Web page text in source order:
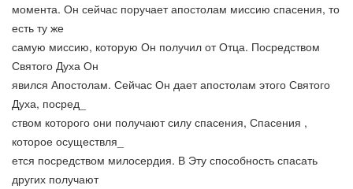
момента. Он сейчас поручает апостолам миссию спасения, то
есть ту же
самую миссию, которую Он получил от Отца. Посредством
Святого Духа Он
явился Апостолам. Сейчас Он дает апостолам этого Святого
Духа, посред_
ством которого они получают силу спасения, Спасения ,
которое осуществля_
ется посредством милосердия. В Эту способность спасать
других получают